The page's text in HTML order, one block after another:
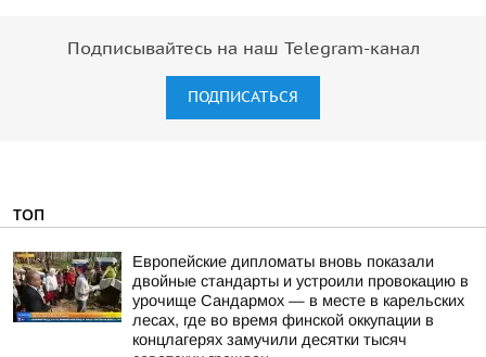
Подписывайтесь на наш Telegram-канал
ПОДПИСАТЬСЯ
ТОП
Европейские дипломаты вновь показали
двойные стандарты и устроили провокацию в
урочище Сандармох — в месте в карельских
лесах, где во время финской оккупации в
концлагерях замучили десятки тысяч